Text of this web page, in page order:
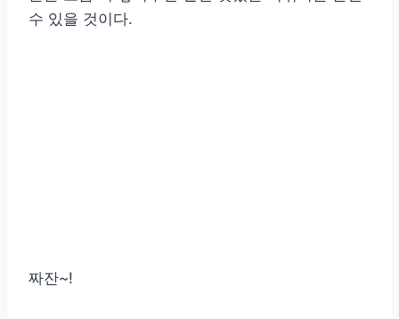
수 있을 것이다.
짜잔~!